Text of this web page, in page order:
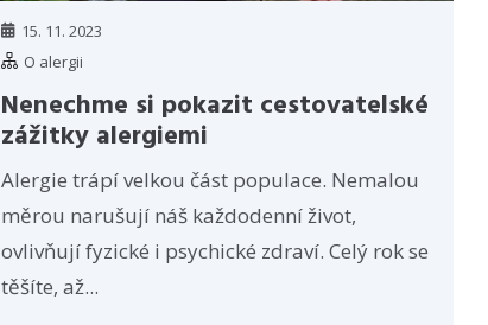
15. 11. 2023
O alergii
Nenechme si pokazit cestovatelské
zážitky alergiemi
Alergie trápí velkou část populace. Nemalou
měrou narušují náš každodenní život,
ovlivňují fyzické i psychické zdraví. Celý rok se
těšíte, až...